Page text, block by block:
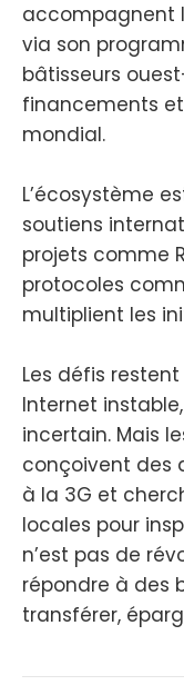
accompagnent
via son
bâtisseurs
financements
mondial.
L’écosystème
soutiens
projets comme
protocoles
multiplient les
Les défis
Internet
incertain. Mais
conçoivent des
à la 3G et
locales pour
n’est pas de
répondre à des
transférer,